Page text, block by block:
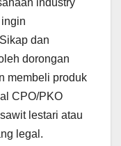
industry
dan
dorongan
membeli produk
CPO/PKO
lestari atau
legal.